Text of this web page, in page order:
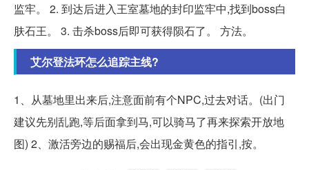
监牢。 2. 到达后进入王室墓地的封印监牢中,找到boss白
肤石王。 3. 击杀boss后即可获得陨石了。 方法。
艾尔登法环怎么追踪主线?
1、从墓地里出来后,注意面前有个NPC,过去对话。(出门
建议先别乱跑,等后面拿到马,可以骑马了再来探索开放地
图) 2、激活旁边的赐福后,会出现金黄色的指引,按。